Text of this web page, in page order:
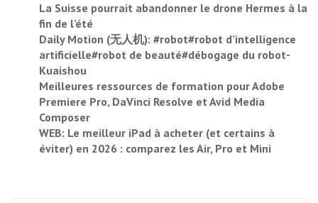
La Suisse pourrait abandonner le drone Hermes à la
fin de l’été
Daily Motion (无人机): #robot#robot d’intelligence
artificielle#robot de beauté#débogage du robot-
Kuaishou
Meilleures ressources de formation pour Adobe
Premiere Pro, DaVinci Resolve et Avid Media
Composer
WEB: Le meilleur iPad à acheter (et certains à
éviter) en 2026 : comparez les Air, Pro et Mini